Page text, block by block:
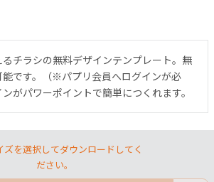
チラシの無料デザインテンプレート。無
です。（※パプリ会員へログインが必
がパワーポイントで簡単につくれます。
ズを選択してダウンロードしてく
ださい。